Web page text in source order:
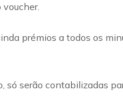
prémios a todos os
só serão contabilizadas